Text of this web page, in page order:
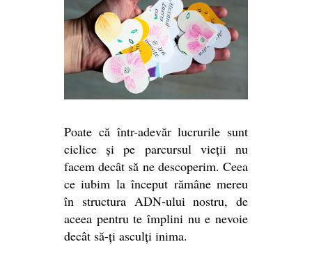
Poate că într-adevăr lucrurile sunt
ciclice și pe parcursul vieții nu
facem decât să ne descoperim. Ceea
ce iubim la început rămâne mereu
în structura ADN-ului nostru, de
aceea pentru te împlini nu e nevoie
decât să-ți asculți inima.